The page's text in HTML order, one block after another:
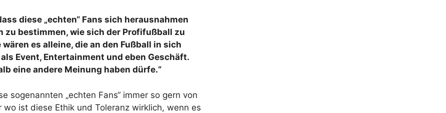
diese „echten“ Fans sich herausnahmen
zu bestimmen, wie sich der Profifußball zu
es alleine, die an den Fußball in sich
Event, Entertainment und eben Geschäft.
eine andere Meinung haben dürfe.“
sogenannten „echten Fans“ immer so gern von
ist diese Ethik und Toleranz wirklich, wenn es